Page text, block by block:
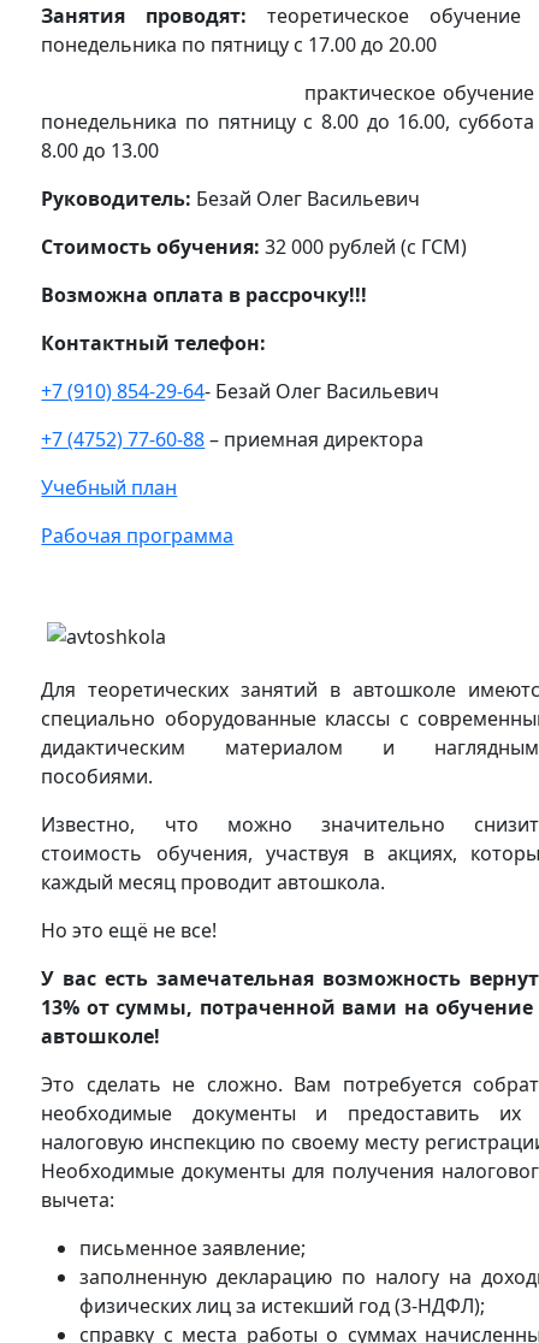
Занятия проводят: теоретическое обучение
понедельника по пятницу с 17.00 до 20.00
практическое обучение
понедельника по пятницу с 8.00 до 16.00, суббота
8.00 до 13.00
Руководитель: Безай Олег Васильевич
Стоимость обучения: 32 000 рублей (с ГСМ)
Возможна оплата в рассрочку!!!
Контактный телефон:
+7 (910) 854-29-64- Безай Олег Васильевич
+7 (4752) 77-60-88– приемная директора
Учебный план
Рабочая программа
Для теоретических занятий в автошколе
специально оборудованные классы с
дидактическим материалом и
пособиями.
Известно, что можно значительно
стоимость обучения, участвуя в акциях,
каждый месяц проводит автошкола.
Но это ещё не все!
У вас есть замечательная возможность
13% от суммы, потраченной вами на обучение
автошколе!
Это сделать не сложно. Вам потребуется
необходимые документы и предоставить их
налоговую инспекцию по своему месту
Необходимые документы для получения
вычета:
письменное заявление;
заполненную декларацию по налогу на
физических лиц за истекший год (3-НДФЛ);
справку с места работы о суммах